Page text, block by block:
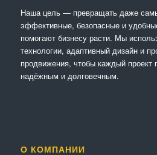
Наша цель — превращать даже
эффективные, безопасные и
помогают бизнесу расти. Мы
технологии, адаптивный дизайн и
продвижения, чтобы каждый проект
надёжным и долговечным.
О КОМПАНИИ